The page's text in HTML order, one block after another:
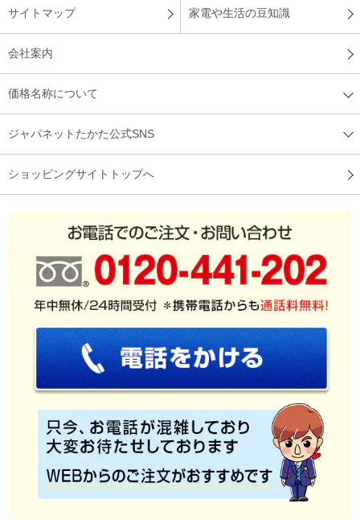
サイトマップ 家電や生活の豆知識
会社案内
価格名称について
ジャパネットたかた公式SNS
ショッピングサイトトップへ